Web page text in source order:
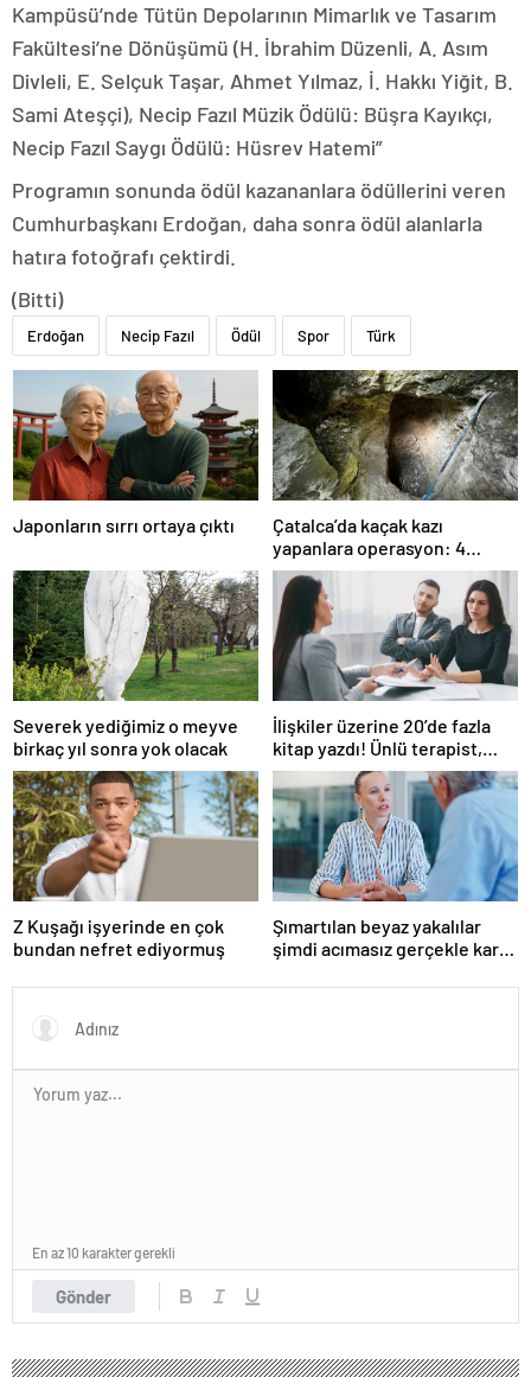
Kampüsü’nde Tütün Depolarının Mimarlık ve Tasarım
Fakültesi’ne Dönüşümü (H. İbrahim Düzenli, A. Asım
Divleli, E. Selçuk Taşar, Ahmet Yılmaz, İ. Hakkı Yiğit, B.
Sami Ateşçi), Necip Fazıl Müzik Ödülü: Büşra Kayıkçı,
Necip Fazıl Saygı Ödülü: Hüsrev Hatemi”
Programın sonunda ödül kazananlara ödüllerini veren
Cumhurbaşkanı Erdoğan, daha sonra ödül alanlarla
hatıra fotoğrafı çektirdi.
(Bitti)
Erdoğan Necip Fazıl Ödül Spor Türk
Japonların sırrı ortaya çıktı
Çatalca’da kaçak kazı
yapanlara operasyon: 4
gözaltı
Severek yediğimiz o meyve
birkaç yıl sonra yok olacak
İlişkiler üzerine 20’de fazla
kitap yazdı! Ünlü terapist,
boşanmaların gerçek
suçlularını açıklıyor
Z Kuşağı işyerinde en çok
bundan nefret ediyormuş
Şımartılan beyaz yakalılar
şimdi acımasız gerçekle karşı
Gönder
En az 10 karakter gerekli